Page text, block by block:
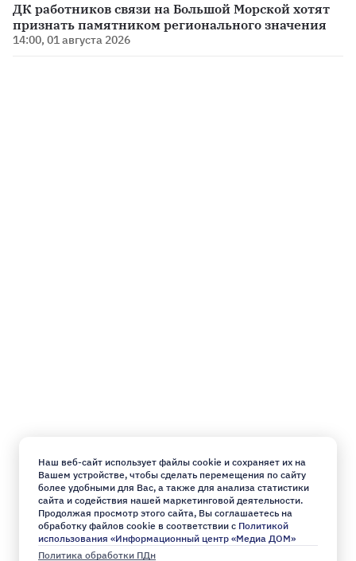
ДК работников связи на Большой Морской хотят
признать памятником регионального значения
14:00, 01 августа 2026
Наш веб-сайт использует файлы cookie и сохраняет их на
Вашем устройстве, чтобы сделать перемещения по сайту
более удобными для Вас, а также для анализа статистики
сайта и содействия нашей маркетинговой деятельности.
Продолжая просмотр этого сайта, Вы соглашаетесь на
обработку файлов cookie в соответствии с Политикой
использования «Информационный центр «Медиа ДОМ»
Политика обработки ПДн